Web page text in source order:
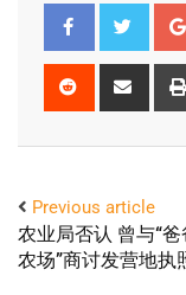
Previous article
农业局否认 曾与“
农场”商讨发营地执